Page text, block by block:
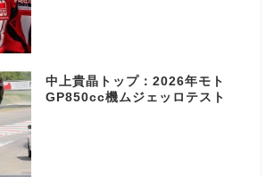
中上貴晶トップ：2026年モト
GP850cc機ムジェッロテスト